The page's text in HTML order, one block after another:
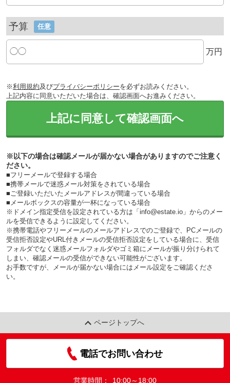
予算 任意
万円
※利用規約及びプライバシーポリシーを必ずお読みください。
上記内容に同意いただいた場合は、確認画面へお進みください。
上記に同意して確認画面へ
※以下の場合は確認メールが届かない場合がありますのでご注意く
ださい。
■フリーメールで登録する場合
■携帯メールで迷惑メール対策をされている場合
■ご登録いただいたメールアドレスが間違っている場合
■メールボックスの容量が一杯になっている場合
※ドメイン指定受信を設定されている方は「info@estate.io」からのメー
ルを受信できるように設定してください。
※携帯電話やフリーメールのメールアドレスでのご登録で、PCメールの
受信拒否設定やURL付きメールの受信拒否設定をしている場合に、受信
フォルダでなく迷惑メールフォルダやゴミ箱にメールが振り分けられて
しまい、確認メールの受信ができない可能性がございます。
お手数ですが、メールが届かない場合にはメール設定をご確認くださ
い。
ページトップへ
電話でお問い合わせ
営業時間： 10:00～18:00